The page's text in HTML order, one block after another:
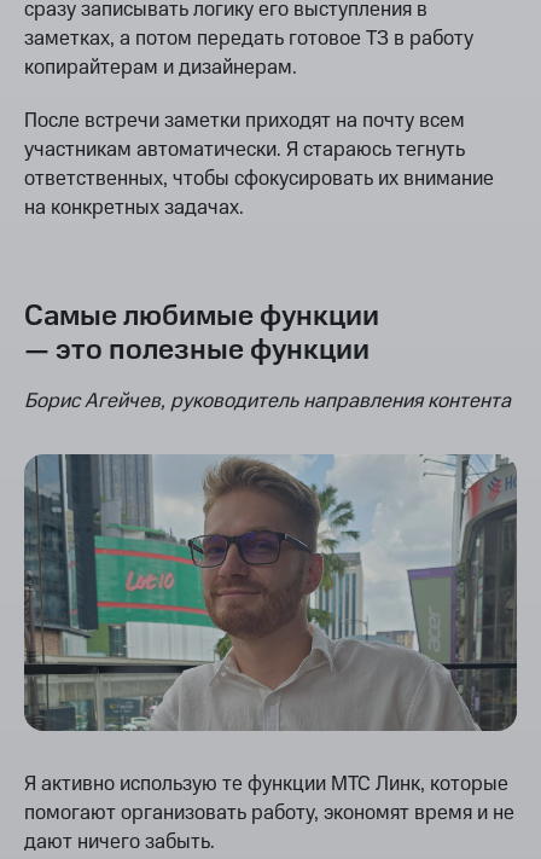
сразу записывать логику его выступления в
заметках, а потом передать готовое ТЗ в работу
копирайтерам и дизайнерам.
После встречи заметки приходят на почту всем
участникам автоматически. Я стараюсь тегнуть
ответственных, чтобы сфокусировать их внимание
на конкретных задачах.
Самые любимые функции
— это полезные функции
Борис Агейчев, руководитель направления контента
Я активно использую те функции МТС Линк, которые
помогают организовать работу, экономят время и не
дают ничего забыть.